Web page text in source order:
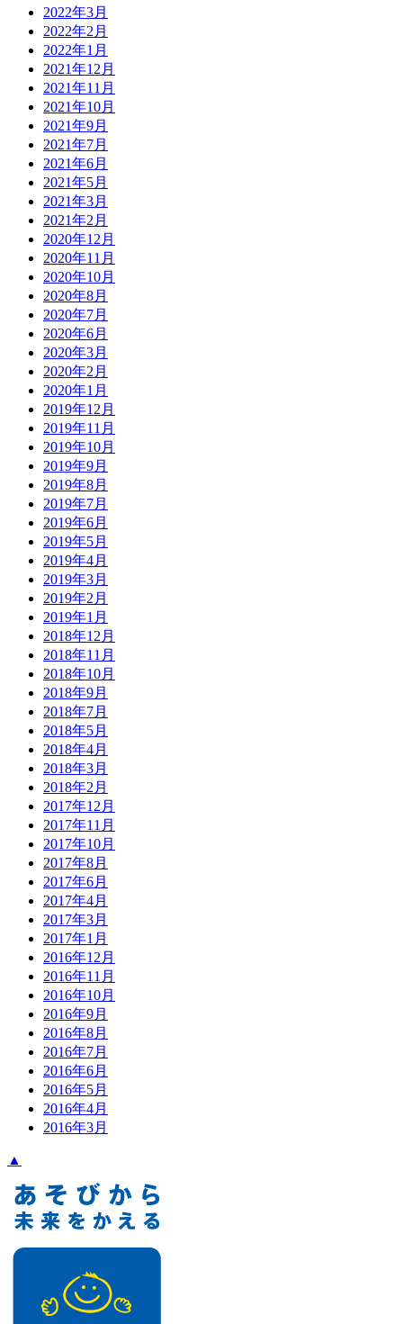
2022年3月
2022年2月
2022年1月
2021年12月
2021年11月
2021年10月
2021年9月
2021年7月
2021年6月
2021年5月
2021年3月
2021年2月
2020年12月
2020年11月
2020年10月
2020年8月
2020年7月
2020年6月
2020年3月
2020年2月
2020年1月
2019年12月
2019年11月
2019年10月
2019年9月
2019年8月
2019年7月
2019年6月
2019年5月
2019年4月
2019年3月
2019年2月
2019年1月
2018年12月
2018年11月
2018年10月
2018年9月
2018年7月
2018年5月
2018年4月
2018年3月
2018年2月
2017年12月
2017年11月
2017年10月
2017年8月
2017年6月
2017年4月
2017年3月
2017年1月
2016年12月
2016年11月
2016年10月
2016年9月
2016年8月
2016年7月
2016年6月
2016年5月
2016年4月
2016年3月
▲